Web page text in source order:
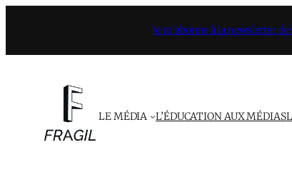
contenu
Je m’abonne à la newsletter
LE MÉDIA L’ÉDUCATION AUX MÉDIAS